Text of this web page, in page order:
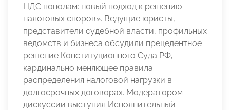
НДС пополам: новый подход к решению
налоговых споров». Ведущие юристы,
представители судебной власти, профильных
ведомств и бизнеса обсудили прецедентное
решение Конституционного Суда РФ,
кардинально меняющее правила
распределения налоговой нагрузки в
долгосрочных договорах. Модератором
дискуссии выступил Исполнительный